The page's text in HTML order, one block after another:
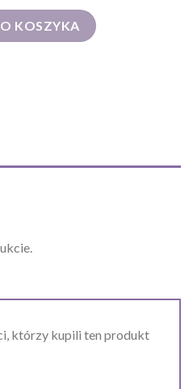
KOSZYKA
którzy kupili ten produkt